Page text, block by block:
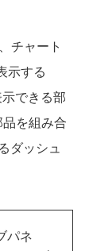
チャート
示する
できる部
を組み合
ダッシュ
パネ